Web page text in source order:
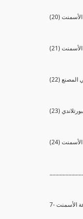
الأسمنت
الأسمنت
المصنع
الأسمنت